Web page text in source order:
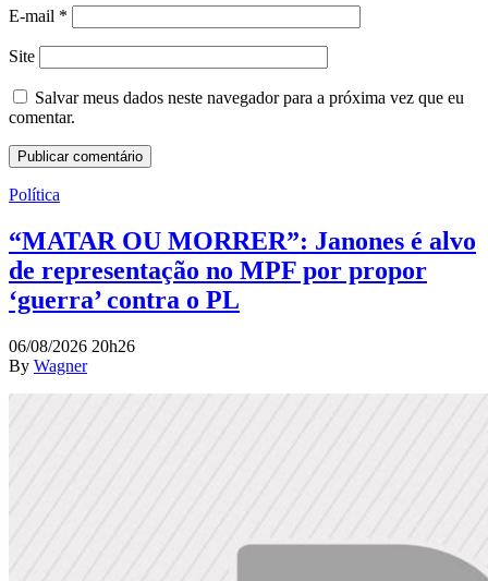
E-mail *
Site
Salvar meus dados neste navegador para a próxima vez que eu
comentar.
Política
“MATAR OU MORRER”: Janones é alvo
de representação no MPF por propor
‘guerra’ contra o PL
06/08/2026 20h26
By Wagner